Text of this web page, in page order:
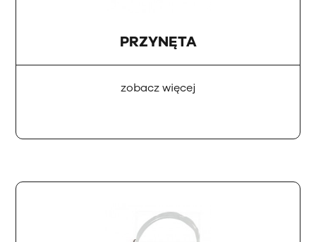
PRZYNĘTA
zobacz więcej